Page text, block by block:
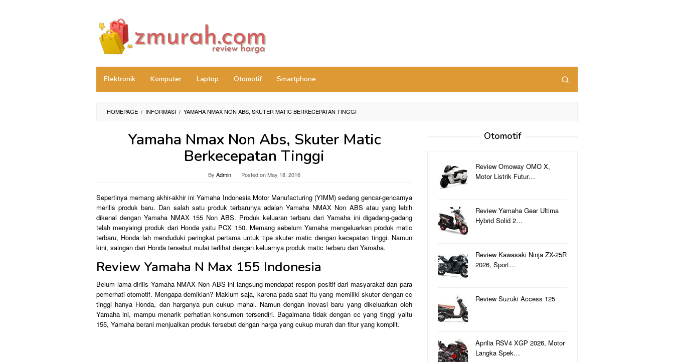
Elektronik Komputer Laptop Otomotif Smartphone
HOMEPAGE / INFORMASI / YAMAHA NMAX NON ABS, SKUTER MATIC BERKECEPATAN TINGGI
Yamaha Nmax Non Abs, Skuter Matic
Berkecepatan Tinggi
By Admin Posted onMay 18, 2016
Sepertinya memang akhir-akhir ini Yamaha Indonesia Motor Manufacturing (YIMM) sedang gencar-gencarnya
merilis produk baru. Dan salah satu produk terbarunya adalah Yamaha NMAX Non ABS atau yang lebih
dikenal dengan Yamaha NMAX 155 Non ABS. Produk keluaran terbaru dari Yamaha ini digadang-gadang
telah menyaingi produk dari Honda yaitu PCX 150. Memang sebelum Yamaha mengeluarkan produk matic
terbaru, Honda lah menduduki peringkat pertama untuk tipe skuter matic dengan kecepatan tinggi. Namun
kini, saingan dari Honda tersebut mulai terlihat dengan keluarnya produk matic terbaru dari Yamaha.
Review Yamaha N Max 155 Indonesia
Belum lama dirilis Yamaha NMAX Non ABS ini langsung mendapat respon positif dari masyarakat dan para
pemerhati otomotif. Mengapa demikian? Maklum saja, karena pada saat itu yang memiliki skuter dengan cc
tinggi hanya Honda, dan harganya pun cukup mahal. Namun dengan inovasi baru yang dikeluarkan oleh
Yamaha ini, mampu menarik perhatian konsumen tersendiri. Bagaimana tidak dengan cc yang tinggi yaitu
155, Yamaha berani menjualkan produk tersebut dengan harga yang cukup murah dan fitur yang komplit.
Otomotif
Review Omoway OMO X,
Motor Listrik Futur…
Review Yamaha Gear Ultima
Hybrid Solid 2…
Review Kawasaki Ninja ZX-25R
2026, Sport…
Review Suzuki Access 125
Aprilia RSV4 XGP 2026, Motor
Langka Spek…